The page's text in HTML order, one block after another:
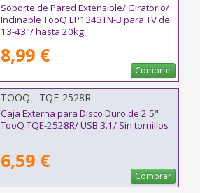
Soporte de Pared Extensible/ Giratorio/
Inclinable TooQ LP1343TN-B para TV de
13-43"/ hasta 20kg
8,99 €
Comprar
TOOQ - TQE-2528R
Caja Externa para Disco Duro de 2.5"
TooQ TQE-2528R/ USB 3.1/ Sin tornillos
6,59 €
Comprar